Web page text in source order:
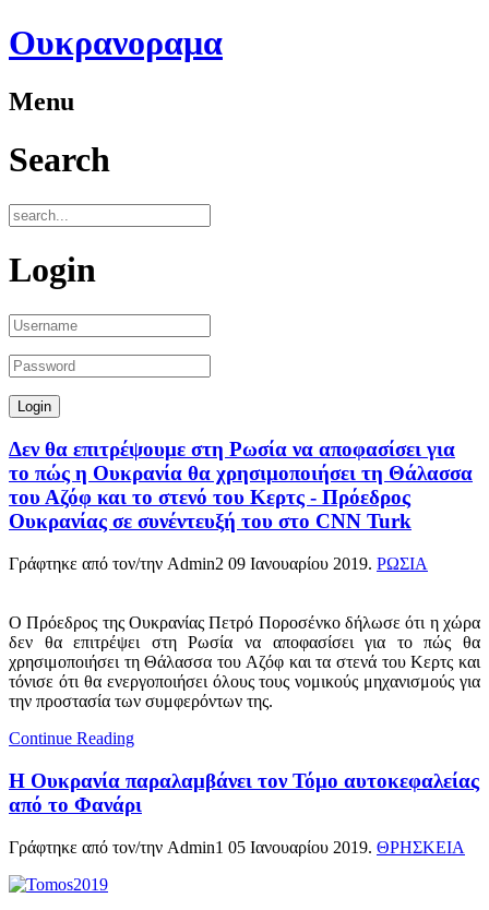
Ουκρανοραμα
Menu
Search
Login
Δεν θα επιτρέψουμε στη Ρωσία να αποφασίσει για
το πώς η Ουκρανία θα χρησιμοποιήσει τη Θάλασσα
του Αζόφ και το στενό του Κερτς - Πρόεδρος
Ουκρανίας σε συνέντευξή του στο CNN Turk
Γράφτηκε από τον/την Admin2 09 Ιανουαρίου 2019. ΡΩΣΙΑ
Ο Πρόεδρος της Ουκρανίας Πετρό Ποροσένκο δήλωσε ότι η χώρα
δεν θα επιτρέψει στη Ρωσία να αποφασίσει για το πώς θα
χρησιμοποιήσει τη Θάλασσα του Αζόφ και τα στενά του Κερτς και
τόνισε ότι θα ενεργοποιήσει όλους τους νομικούς μηχανισμούς για
την προστασία των συμφερόντων της.
Continue Reading
Η Ουκρανία παραλαμβάνει τον Τόμο αυτοκεφαλείας
από το Φανάρι
Γράφτηκε από τον/την Admin1 05 Ιανουαρίου 2019. ΘΡΗΣΚΕΙΑ